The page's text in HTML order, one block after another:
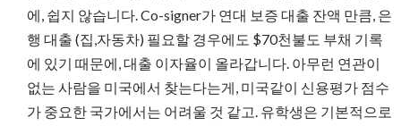
에, 쉽지 않습니다. Co-signer가 연대 보증 대출 잔액 만큼, 은
행 대출 (집,자동차) 필요할 경우에도 $70천불도 부채 기록
에 있기 때문에, 대출 이자율이 올라갑니다. 아무런 연관이
없는 사람을 미국에서 찾는다는게, 미국같이 신용평가 점수
가 중요한 국가에서는 어려울 것 같고. 유학생은 기본적으로